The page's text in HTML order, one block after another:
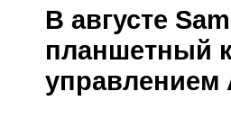
В августе
планшетный
управлением